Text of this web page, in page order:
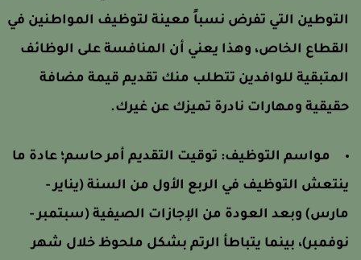
التي تفرض نسباً معينة لتوظيف المواطنين في
الخاص، وهذا يعني أن المنافسة على الوظائف
للوافدين تتطلب منك تقديم قيمة مضافة
ومهارات نادرة تميزك عن غيرك.
مواسم التوظيف: توقيت التقديم أمر حاسم؛ عادة ما
التوظيف في الربع الأول من السنة (يناير -
وبعد العودة من الإجازات الصيفية (سبتمبر -
بينما يتباطأ الرتم بشكل ملحوظ خلال شهر